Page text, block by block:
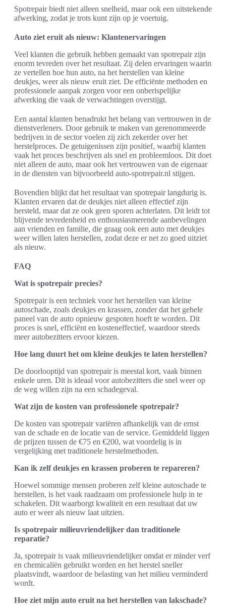
Spotrepair biedt niet alleen snelheid, maar ook een uitstekende
afwerking, zodat je trots kunt zijn op je voertuig.
Auto ziet eruit als nieuw: Klantenervaringen
Veel klanten die gebruik hebben gemaakt van spotrepair zijn
enorm tevreden over het resultaat. Zij delen ervaringen waarin
ze vertellen hoe hun auto, na het herstellen van kleine
deukjes, weer als nieuw eruit ziet. De efficiënte methoden en
professionele aanpak zorgen voor een onberispelijke
afwerking die vaak de verwachtingen overstijgt.
Een aantal klanten benadrukt het belang van vertrouwen in de
dienstverleners. Door gebruik te maken van gerenommeerde
bedrijven in de sector voelen zij zich zekerder over het
herstelproces. De getuigenissen zijn positief, waarbij klanten
vaak het proces beschrijven als snel en probleemloos. Dit doet
niet alleen de auto, maar ook het vertrouwen van de eigenaar
in de diensten van bijvoorbeeld auto-spotrepair.nl stijgen.
Bovendien blijkt dat het resultaat van spotrepair langdurig is.
Klanten ervaren dat de deukjes niet alleen effectief zijn
hersteld, maar dat ze ook geen sporen achterlaten. Dit leidt tot
blijvende tevredenheid en enthousiasmerende aanbevelingen
aan vrienden en familie, die graag ook een auto met deukjes
weer willen laten herstellen, zodat deze er net zo goed uitziet
als nieuw.
FAQ
Wat is spotrepair precies?
Spotrepair is een techniek voor het herstellen van kleine
autoschade, zoals deukjes en krassen, zonder dat het gehele
paneel van de auto opnieuw gespoten hoeft te worden. Dit
proces is snel, efficiënt en kosteneffectief, waardoor steeds
meer autobezitters ervoor kiezen.
Hoe lang duurt het om kleine deukjes te laten herstellen?
De doorlooptijd van spotrepair is meestal kort, vaak binnen
enkele uren. Dit is ideaal voor autobezitters die snel weer op
de weg willen zijn na een schadegeval.
Wat zijn de kosten van professionele spotrepair?
De kosten van spotrepair variëren afhankelijk van de ernst
van de schade en de locatie van de service. Gemiddeld liggen
de prijzen tussen de €75 en €200, wat voordelig is in
vergelijking met traditionele herstelmethoden.
Kan ik zelf deukjes en krassen proberen te repareren?
Hoewel sommige mensen proberen zelf kleine autoschade te
herstellen, is het vaak raadzaam om professionele hulp in te
schakelen. Dit waarborgt kwaliteit en een resultaat dat uw
auto er weer als nieuw laat uitzien.
Is spotrepair milieuvriendelijker dan traditionele
reparatie?
Ja, spotrepair is vaak milieuvriendelijker omdat er minder verf
en chemicaliën gebruikt worden en het herstel sneller
plaatsvindt, waardoor de belasting van het milieu verminderd
wordt.
Hoe ziet mijn auto eruit na het herstellen van lakschade?